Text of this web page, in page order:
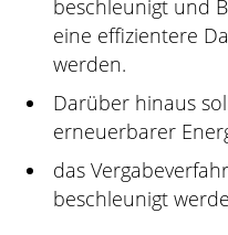
beschleunigt und
eine effizientere
werden.
Darüber hinaus
erneuerbarer
das
beschleunigt